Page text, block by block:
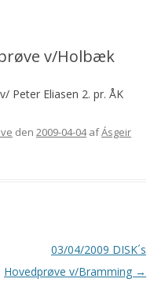
v/Holbæk
v/ Peter Eliasen 2. pr. ÅK
den 2009-04-04afÁsgeir
03/04/2009 DISK´s
Hovedprøve v/Bramming →